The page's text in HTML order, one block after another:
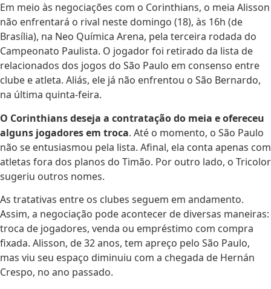
Em meio às negociações com o Corinthians, o meia Alisson
não enfrentará o rival neste domingo (18), às 16h (de
Brasília), na Neo Química Arena, pela terceira rodada do
Campeonato Paulista. O jogador foi retirado da lista de
relacionados dos jogos do São Paulo em consenso entre
clube e atleta. Aliás, ele já não enfrentou o São Bernardo,
na última quinta-feira.
O Corinthians deseja a contratação do meia e ofereceu
alguns jogadores em troca. Até o momento, o São Paulo
não se entusiasmou pela lista. Afinal, ela conta apenas com
atletas fora dos planos do Timão. Por outro lado, o Tricolor
sugeriu outros nomes.
As tratativas entre os clubes seguem em andamento.
Assim, a negociação pode acontecer de diversas maneiras:
troca de jogadores, venda ou empréstimo com compra
fixada. Alisson, de 32 anos, tem apreço pelo São Paulo,
mas viu seu espaço diminuiu com a chegada de Hernán
Crespo, no ano passado.